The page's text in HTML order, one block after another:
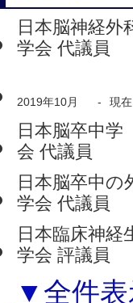
日本脳神経外
学会 代議員
2019年10月 - 現在
日本脳卒中学
会 代議員
日本脳卒中の
学会 代議員
日本臨床神経
学会 評議員
▼全件表